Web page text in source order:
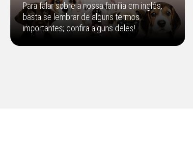
Para falar sobre a nossa família em inglês,
basta se lembrar de alguns termos
importantes; confira alguns deles!